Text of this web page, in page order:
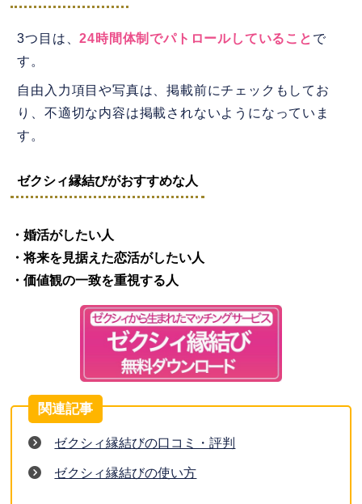
3つ目は、24時間体制でパトロールしていること で
す。
自由入力項目や写真は、掲載前にチェックもしてお
り、不適切な内容は掲載されないようになっていま
す。
ゼクシィ縁結びがおすすめな人
・婚活がしたい人
・将来を見据えた恋活がしたい人
・価値観の一致を重視する人
ゼクシィ縁結びの口コミ・評判
ゼクシィ縁結びの使い方